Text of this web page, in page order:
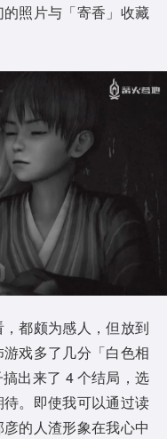
照片与「寄香」收藏
都颇为感人，但放到
戏多了几分「白色相
出来了 4 个结局，选
。即使我可以通过读
的人渣形象在我心中